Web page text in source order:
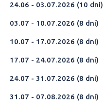
24.06 - 03.07.2026 (10 dni)
03.07 - 10.07.2026 (8 dni)
10.07 - 17.07.2026 (8 dni)
17.07 - 24.07.2026 (8 dni)
24.07 - 31.07.2026 (8 dni)
31.07 - 07.08.2026 (8 dni)